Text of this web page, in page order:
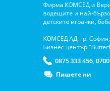
Фирма КОМСЕД и
водещите и най-
детските играчки,
КОМСЕД АД, гр. София,
Бизнес център
0875 333 456,
Пишете ни